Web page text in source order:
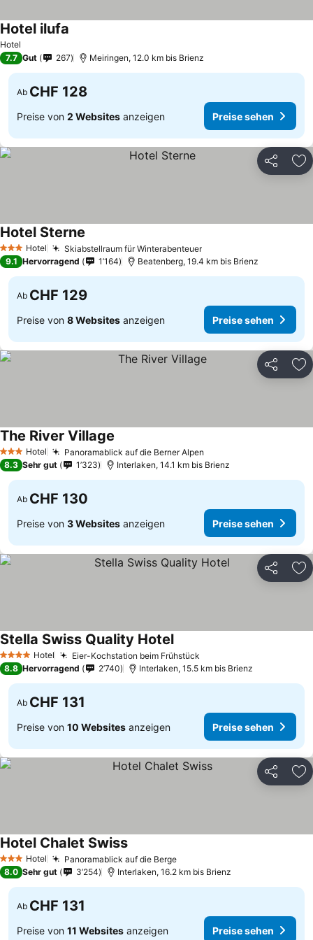
Hotel
Hotel ilufa
7.7 Gut 267 Meiringen, 12.0 km bis Brienz
Ab CHF 128
Preise von 2 Websites anzeigen Preise sehen
Teilen
3 SterneHotel Skiabstellraum für Winterabenteuer
Hotel Sterne
9.1 Hervorragend 1’164 Beatenberg, 19.4 km bis Brienz
Ab CHF 129
Preise von 8 Websites anzeigen Preise sehen
Teilen
3 SterneHotel Panoramablick auf die Berner Alpen
The River Village
8.3 Sehr gut 1’323 Interlaken, 14.1 km bis Brienz
Ab CHF 130
Preise von 3 Websites anzeigen Preise sehen
Teilen
4 Sterne Hotel Eier-Kochstation beim Frühstück
Stella Swiss Quality Hotel
8.8 Hervorragend 2’740 Interlaken, 15.5 km bis Brienz
Ab CHF 131
Preise von 10 Websites anzeigen Preise sehen
Teilen
3 SterneHotel Panoramablick auf die Berge
Hotel Chalet Swiss
8.0 Sehr gut 3’254 Interlaken, 16.2 km bis Brienz
Ab CHF 131
Preise von 11 Websites anzeigen Preise sehen